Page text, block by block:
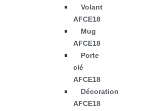
Volant
AFCE18
Mug
AFCE18
Porte
clé
AFCE18
Décoration
AFCE18